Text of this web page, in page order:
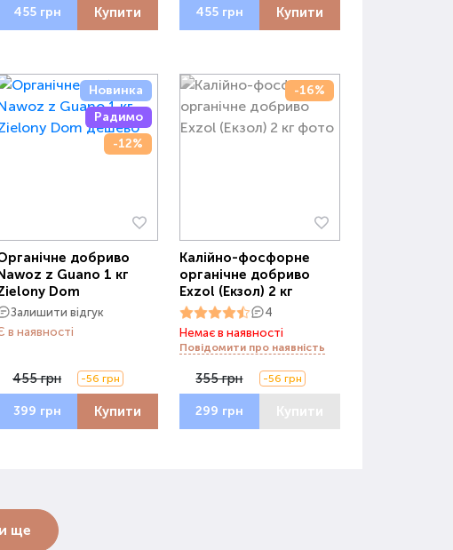
455 грн Купити 455 грн Купити
Новинка
Радимо
-12%
добриво
z Guano 1 кг
Dom
Залишити відгук
в наявності
455 грн -56 грн
399 грн Купити
-16%
Калійно-фосфорне
органічне добриво
Exzol (Екзол) 2 кг
4
Немає в наявності
Повідомити про наявність
355 грн -56 грн
299 грн Купити
ще